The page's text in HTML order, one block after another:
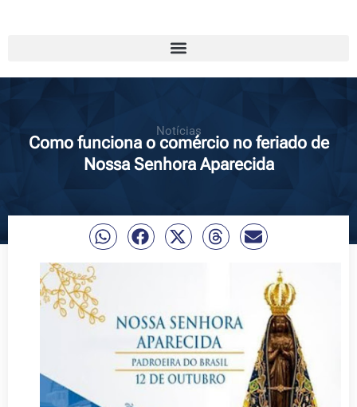
Notícias
Como funciona o comércio no feriado de
Nossa Senhora Aparecida